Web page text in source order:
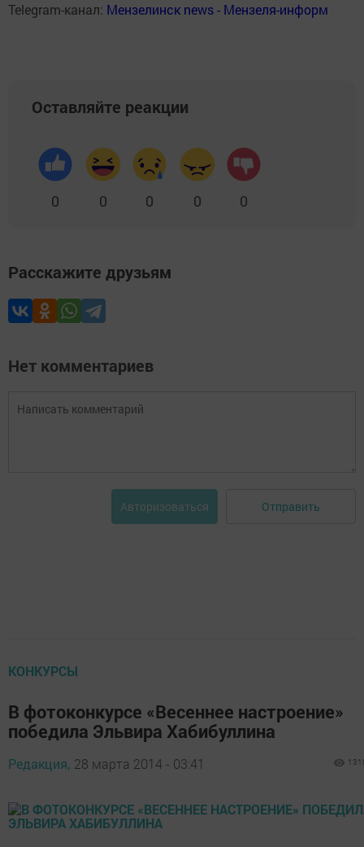
Telegram-канал: Мензелинск news - Мензеля-информ
Оставляйте реакции
0 0 0 0 0
Расскажите друзьям
Нет комментариев
Авторизоваться Отправить
КОНКУРСЫ
В фотоконкурсе «Весеннее настроение»
победила Эльвира Хабибуллина
Редакция, 28 марта 2014 - 03:41